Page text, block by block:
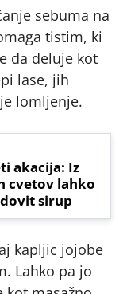
sebuma na
tistim, ki
da deluje kot
lase, jih
lomljenje.
akacija: Iz
cvetov lahko
sirup
kapljic jojobe
Lahko pa jo